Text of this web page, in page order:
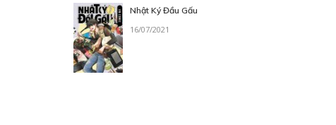
Nhật Ký Đầu Gấu
16/07/2021